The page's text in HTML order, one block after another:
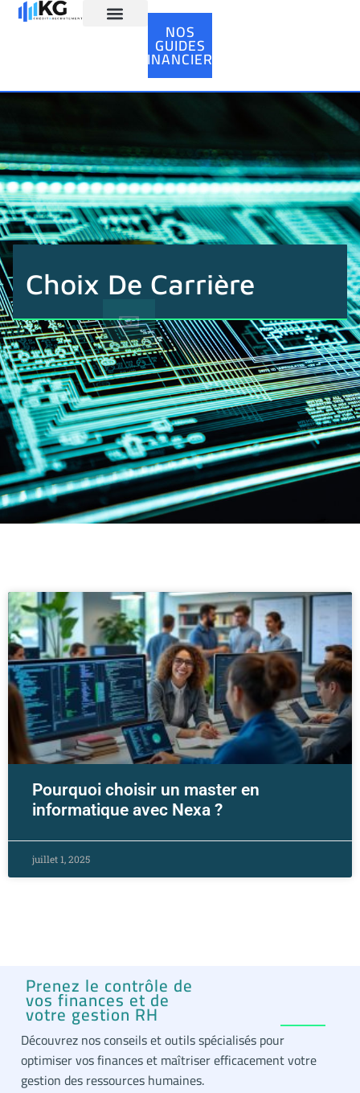
NOS
GUIDES
FINANCIERS
Choix De Carrière
Pourquoi choisir un master en
informatique avec Nexa ?
juillet 1, 2025
Prenez le contrôle de
vos finances et de
votre gestion RH
Découvrez nos conseils et outils spécialisés pour
optimiser vos finances et maîtriser efficacement votre
gestion des ressources humaines.